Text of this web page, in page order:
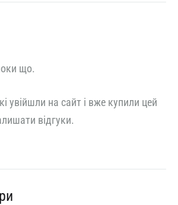
що.
увійшли на сайт і вже купили цей
відгуки.